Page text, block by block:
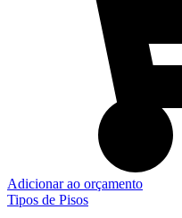
Adicionar ao orçamento
Tipos de Pisos